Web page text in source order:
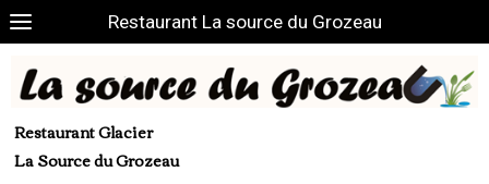
Restaurant La source du Grozeau
Restaurant Glacier
La Source du Grozeau